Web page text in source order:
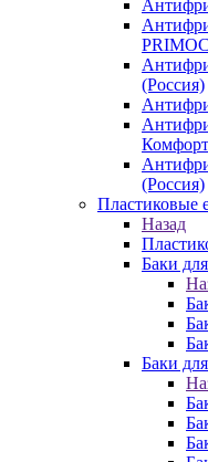
(Россия)
(Россия)
Пластиковые
Назад
Баки
Баки